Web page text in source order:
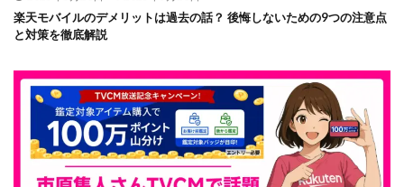
楽天モバイルのデメリットは過去の話？ 後悔しないための9つの注意点
と対策を徹底解説